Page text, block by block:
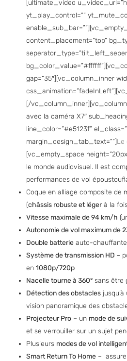
[ultimate_video
yt_play_control=””
content_placement=”top”
gap=”35″][vc_column_inner
[/
avec la caméra X7″
line_color=”#e5123f”
margin_design_tab_text=””]Le
[vc_empty_space
le monde audiovisuel. Il est
performances de vol
Coque en alliage composite de
(châssis robuste et légerà la
Vitesse maximale de 94 km/h
Autonomie de vol maximum de
Double batterieauto-chauffante
Système de transmission HD –
en 1080p/720p
Nacelle tourne à 360°sans être
Détection des obstacles
vision panoramique des
Projecteur Pro– un mode de
et se verrouiller sur un sujet
Plusieurs modes de vol
Smart Return To Home– assure